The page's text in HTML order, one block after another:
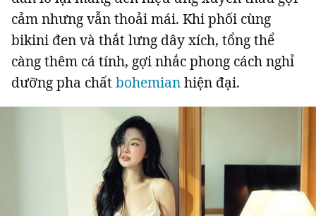
cảm nhưng vẫn thoải mái. Khi phối cùng
bikini đen và thắt lưng dây xích, tổng thể
càng thêm cá tính, gợi nhắc phong cách nghỉ
dưỡng pha chấtbohemianhiện đại.